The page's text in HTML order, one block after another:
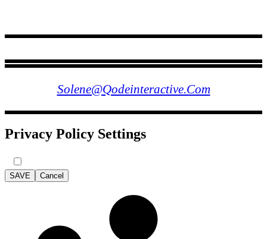
Solene@qodeinteractive.com
Privacy Policy Settings
SAVE Cancel